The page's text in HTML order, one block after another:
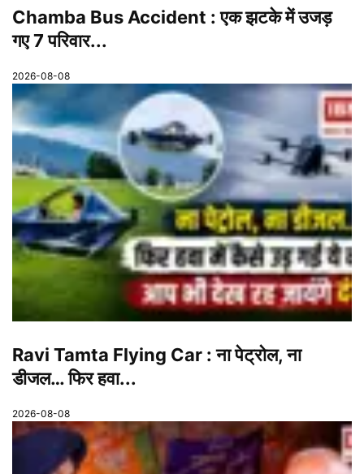
Chamba Bus Accident : एक झटके में उजड़
गए 7 परिवार...
2026-08-08
Ravi Tamta Flying Car : ना पेट्रोल, ना
डीजल… फिर हवा...
2026-08-08